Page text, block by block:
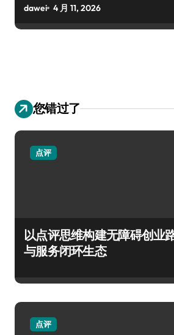
dawei 4 月 11, 2026
您错过了
点评
以点评思维构建无障碍创业
与服务闭环生态
点评